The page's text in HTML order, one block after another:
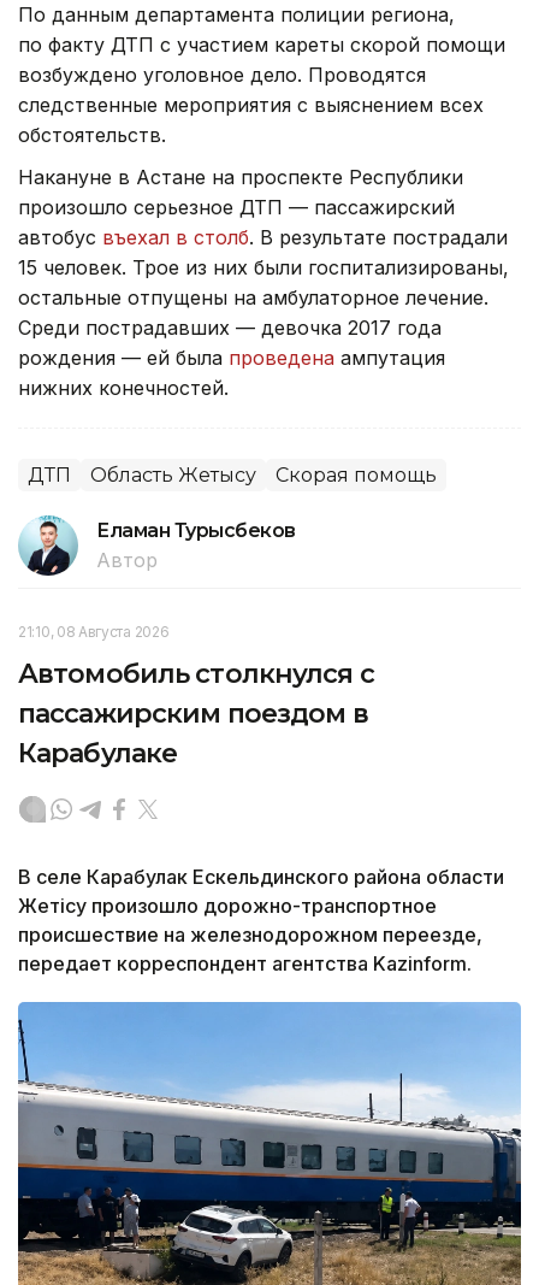
По данным департамента полиции региона,
по факту ДТП с участием кареты скорой помощи
возбуждено уголовное дело. Проводятся
следственные мероприятия с выяснением всех
обстоятельств.
Накануне в Астане на проспекте Республики
произошло серьезное ДТП — пассажирский
автобус въехал в столб. В результате пострадали
15 человек. Трое из них были госпитализированы,
остальные отпущены на амбулаторное лечение.
Среди пострадавших — девочка 2017 года
рождения — ей была проведена ампутация
нижних конечностей.
ДТП Область Жетысу Скорая помощь
Еламан Турысбеков
Автор
21:10, 08 Августа 2026
Автомобиль столкнулся с
пассажирским поездом в
Карабулаке
В селе Карабулак Ескельдинского района области
Жетісу произошло дорожно-транспортное
происшествие на железнодорожном переезде,
передает корреспондент агентства Kazinform.